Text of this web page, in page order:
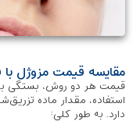
مقایسه قیمت مزوژل با
قیمت هر دو روش، بستگی به
استفاده، مقدار ماده
دارد. به طور کلی: